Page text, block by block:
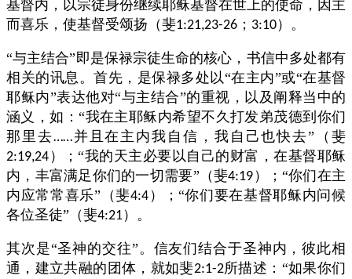
基督内，以宗徒身份继续耶稣基督在世上的使命，因主
而喜乐，使基督受颂扬（斐1:21,23-26 ； 3:10）。
“与主结合”即是保禄宗徒生命的核心，书信中多处都有
相关的讯息。首先，是保禄多处以“在主内”或“在基督
耶稣内”表达他对“与主结合”的重视，以及阐释当中的
涵义，如：“我在主耶稣内希望不久打发弟茂德到你们
那里去……并且在主内我自信，我自己也快去”（斐
2:19,24 ）；“我的天主必要以自己的财富，在基督耶稣
内，丰富满足你们的一切需要”（斐4:19 ）；“你们在主
内应常常喜乐”（斐4:4 ）；“你们要在基督耶稣内问候
各位圣徒”（斐4:21）。
其次是“圣神的交往”。信友们结合于圣神内，彼此相
通，建立共融的团体，就如斐2:1-2所描述：“如果你们